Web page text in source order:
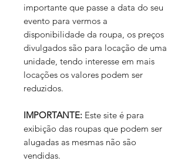
importante que passe a data do seu
evento para vermos a
disponibilidade da roupa, os preços
divulgados são para locação de uma
unidade, tendo interesse em mais
locações os valores podem ser
reduzidos.
IMPORTANTE: Este site é para
exibição das roupas que podem ser
alugadas as mesmas não são
vendidas.